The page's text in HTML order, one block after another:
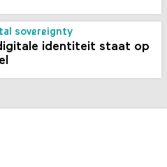
sovereignty
identiteit staat op